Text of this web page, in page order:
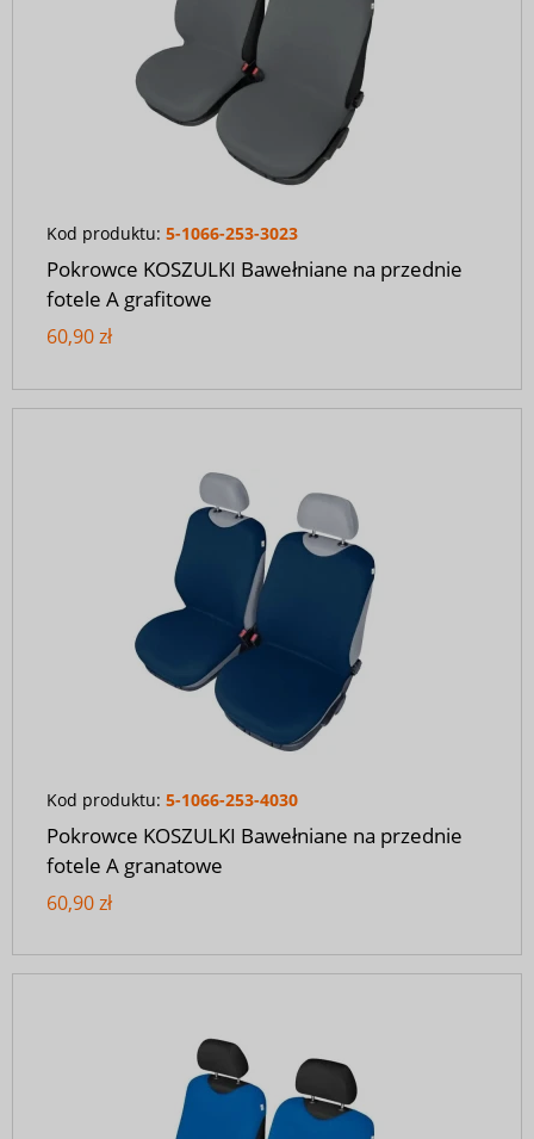
Kod produktu: 5-1066-253-3023
Pokrowce KOSZULKI Bawełniane na przednie
fotele A grafitowe
60,90 zł
Kod produktu: 5-1066-253-4030
Pokrowce KOSZULKI Bawełniane na przednie
fotele A granatowe
60,90 zł